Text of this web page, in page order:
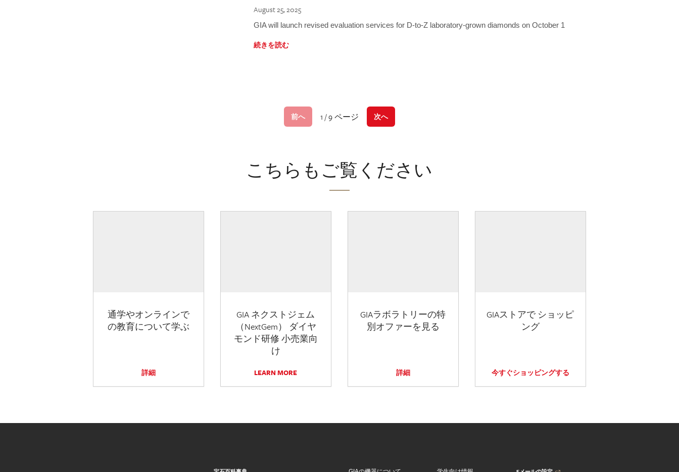
August 25, 2025
GIA will launch revised evaluation services for D-to-Z laboratory-grown diamonds on October 1
続きを読む
前へ 1 / 9 ページ 次へ
こちらもご覧ください
通学やオンラインで
の教育について学ぶ
詳細
GIA ネクストジェム
（NextGem） ダイヤ
モンド研修 小売業向
け
LEARN MORE
GIAラボラトリーの特
別オファーを見る
詳細
GIAストアで ショッピ
ング
今すぐショッピングする